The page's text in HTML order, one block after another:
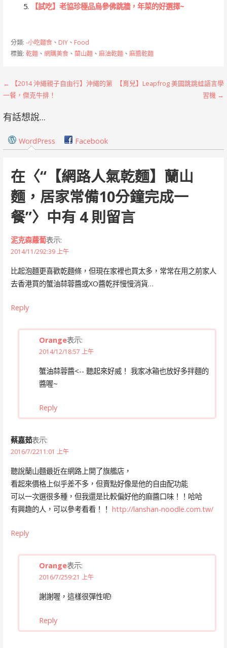
【試吃】老協珍極品烏參佛跳牆，年菜的好選擇~
分類: -小吃麵食、 DIY、 Food
標籤: 乾麵、 網購美食、 蘭山麵、 麻油乾麵、 麻醬乾麵
文
章
導
覽
← 【2014 沖繩親子自由行】沖繩的第
一餐，傑克牛排！
【育兒】Leapfrog 美國跳跳蛙語言學
習機 →
有話想說...
WordPress Facebook
在〈“【網路人氣乾麵】蘭山
麵，居家常備10分鐘完成一
餐”〉中有 4 則留言
泥克森蘿蔔表示:
2014/11/292:39 上午
比起泡麵更喜歡乾麵條，但現在家裡也買太多，常常在用之前家人
去香港買的蟹油蒜蓉醬或XO醬乾拌慢慢消貨…
Reply
Orange表示:
2014/12/18:57 上午
蟹油蒜蓉醬<-- 聽起來好威！ 我家冰箱也放好多拌麵的
醬喔~
Reply
蔡嘉茹表示:
2016/7/2211:01 上午
聽說蘭山麵最近在網路上開了旗艦店，
看起來價格上似乎差不多，但賣點好像是他的自由配功能
可以一次選很多種，但我還是比較偏好他的麻醬口味！！哈哈
有興趣的人，可以參考看看！！ http://lanshan-noodle.com.tw/
Reply
Orange表示:
2016/7/259:21 上午
謝謝喔，這樣很彈性呢!
Reply